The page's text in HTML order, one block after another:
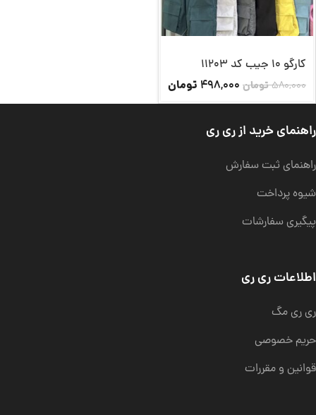
کارگو 10 جیب کد 11203
580,000تومان 498,000 تومان
راهنمای خرید از ری ری
راهنمای ثبت سفارش
شیوه پرداخت
پیگیری سفارشات
اطلاعات ری ری
ری ری مگ
حریم خصوصی
قوانین و مقررات